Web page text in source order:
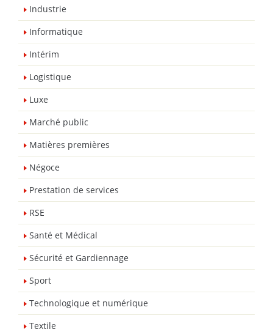
Industrie
Informatique
Intérim
Logistique
Luxe
Marché public
Matières premières
Négoce
Prestation de services
RSE
Santé et Médical
Sécurité et Gardiennage
Sport
Technologique et numérique
Textile